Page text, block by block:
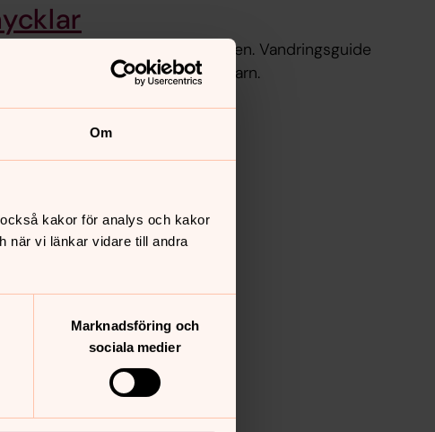
Om
kakor för analys och kakor
när vi länkar vidare till andra
Marknadsföring och
sociala medier
meditativ vandring på kyrkogården. Vandringsguide
Det finns även en vandring för barn.